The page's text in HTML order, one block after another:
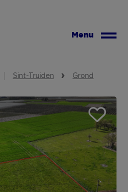
Menu
Sint-Truiden Grond